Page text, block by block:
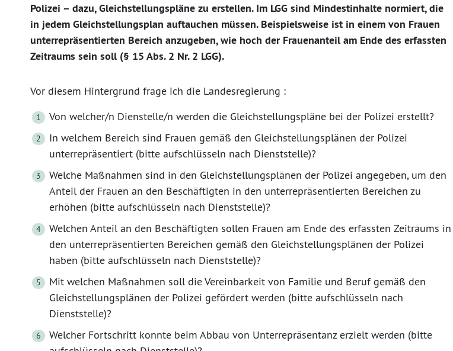
Polizei – dazu, Gleichstellungspläne zu erstellen. Im LGG sind Mindestinhalte normiert, die
in jedem Gleichstellungsplan auftauchen müssen. Beispielsweise ist in einem von Frauen
unterrepräsentierten Bereich anzugeben, wie hoch der Frauenanteil am Ende des erfassten
Zeitraums sein soll (§ 15 Abs. 2 Nr. 2 LGG).
Vor diesem Hintergrund frage ich die Landesregierung :
Von welcher/n Dienstelle/n werden die Gleichstellungspläne bei der Polizei erstellt?
In welchem Bereich sind Frauen gemäß den Gleichstellungsplänen der Polizei
unterrepräsentiert (bitte aufschlüsseln nach Dienststelle)?
Welche Maßnahmen sind in den Gleichstellungsplänen der Polizei angegeben, um den
Anteil der Frauen an den Beschäftigten in den unterrepräsentierten Bereichen zu
erhöhen (bitte aufschlüsseln nach Dienststelle)?
Welchen Anteil an den Beschäftigten sollen Frauen am Ende des erfassten Zeitraums in
den unterrepräsentierten Bereichen gemäß den Gleichstellungsplänen der Polizei
haben (bitte aufschlüsseln nach Dienststelle)?
Mit welchen Maßnahmen soll die Vereinbarkeit von Familie und Beruf gemäß den
Gleichstellungsplänen der Polizei gefördert werden (bitte aufschlüsseln nach
Dienststelle)?
Welcher Fortschritt konnte beim Abbau von Unterrepräsentanz erzielt werden (bitte